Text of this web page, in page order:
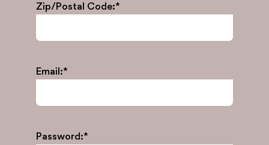
Zip/Postal Code:*
Email:*
Password:*